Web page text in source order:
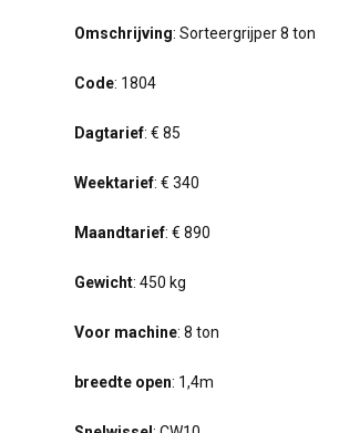
Omschrijving: Sorteergrijper 8 ton
Code: 1804
Dagtarief: € 85
Weektarief: € 340
Maandtarief: € 890
Gewicht: 450 kg
Voor machine: 8 ton
breedte open: 1,4m